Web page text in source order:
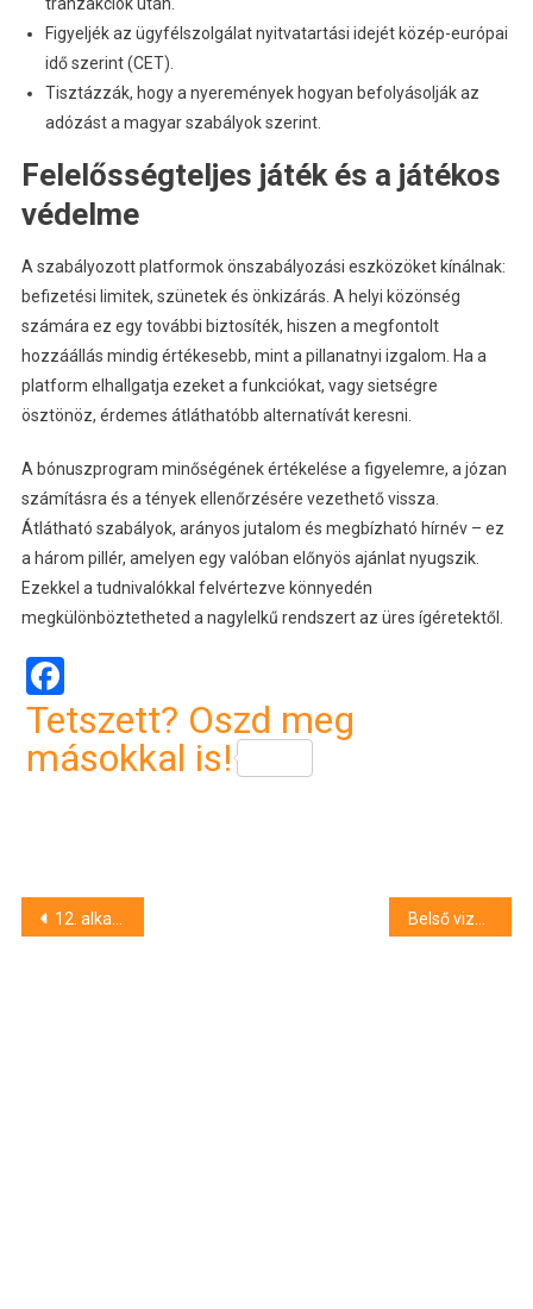
Figyeljék az ügyfélszolgálat nyitvatartási idejét közép-európai
idő szerint (CET).
Tisztázzák, hogy a nyeremények hogyan befolyásolják az
adózást a magyar szabályok szerint.
Felelősségteljes játék és a játékos
védelme
A szabályozott platformok önszabályozási eszközöket kínálnak:
befizetési limitek, szünetek és önkizárás. A helyi közönség
számára ez egy további biztosíték, hiszen a megfontolt
hozzáállás mindig értékesebb, mint a pillanatnyi izgalom. Ha a
platform elhallgatja ezeket a funkciókat, vagy sietségre
ösztönöz, érdemes átláthatóbb alternatívát keresni.
A bónuszprogram minőségének értékelése a figyelemre, a józan
számításra és a tények ellenőrzésére vezethető vissza.
Átlátható szabályok, arányos jutalom és megbízható hírnév – ez
a három pillér, amelyen egy valóban előnyös ajánlat nyugszik.
Ezekkel a tudnivalókkal felvértezve könnyedén
megkülönböztetheted a nagylelkű rendszert az üres ígéretektől.
Facebook
Tetszett? Oszd meg
másokkal is!
Bejegyzés
12. alkalommal rendezik meg a HÜBNER Amatőr Strandröplabdaversenyt Nyíregyházán